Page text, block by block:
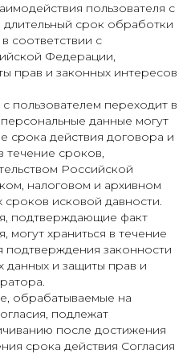
пользователя с
срок обработки
соответствии с
Федерации,
прав и законных интересов
пользователем переходит в
данные могут
срока действия договора и
течение сроков,
Российской
налоговом и архивном
сроков исковой давности.
подтверждающие факт
могут храниться в течение
подтверждения законности
данных и защиты прав и
обрабатываемые на
подлежат
после достижения
срока действия Согласия